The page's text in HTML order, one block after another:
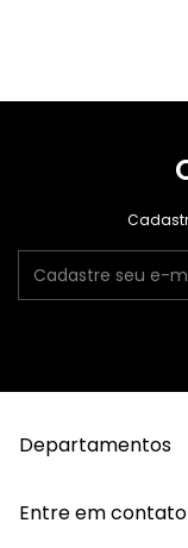
Departamentos
Entre em contato